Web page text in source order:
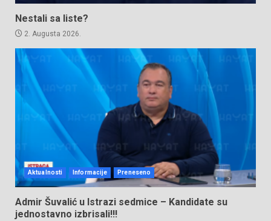
Nestali sa liste?
2. Augusta 2026.
Aktualnosti Informacije Preneseno
Admir Šuvalić u Istrazi sedmice – Kandidate su
jednostavno izbrisali!!!